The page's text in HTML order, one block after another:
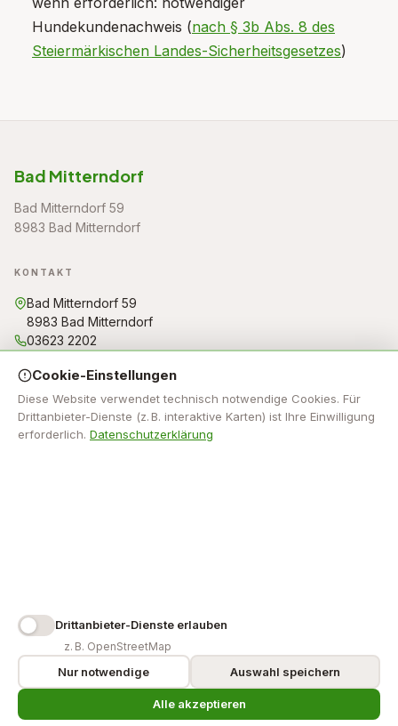
Hundekundenachweis (nach § 3b Abs. 8 des
Steiermärkischen Landes-Sicherheitsgesetzes)
Bad Mitterndorf
Bad Mitterndorf 59
8983 Bad Mitterndorf
KONTAKT
Bad Mitterndorf 59
8983 Bad Mitterndorf
03623 2202
MO, DI, MI und FR von 07.30 - 11.30 Uhr Donnerstag kein
Parteienverkehr! Außerhalb der Parteienverkehrszeiten bitte
nur nach Terminvereinbarung!
Cookie-Einstellungen
© 2026 Bad Mitterndorf. Alle Rechte vorbehalten.
erstellt mit
von Gemeinde24
Cookie-Einstellungen
Diese Website verwendet technisch notwendige Cookies. Für
Drittanbieter-Dienste (z. B. interaktive Karten) ist Ihre Einwilligung
erforderlich. Datenschutzerklärung
Drittanbieter-Dienste erlauben
z. B. OpenStreetMap
Nur notwendige Auswahl speichern
Alle akzeptieren